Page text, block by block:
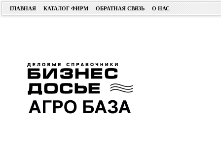
ГЛАВНАЯ КАТАЛОГ ФИРМ ОБРАТНАЯ СВЯЗЬ О НАС